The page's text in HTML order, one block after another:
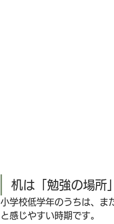
机は「勉強の場所
小学校低学年のうちは、ま
と感じやすい時期です。